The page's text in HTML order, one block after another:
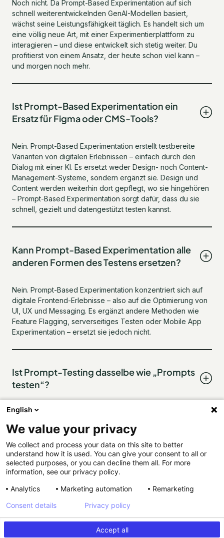
Noch nicht. Da Prompt-Based Experimentation auf sich
schnell weiterentwickelnden GenAI-Modellen basiert,
wächst seine Leistungsfähigkeit täglich. Es handelt sich um
eine völlig neue Art, mit einer Experimentierplattform zu
interagieren – und diese entwickelt sich stetig weiter. Du
profitierst von einem Ansatz, der heute schon viel kann –
und morgen noch mehr.
Ist Prompt-Based Experimentation ein
Ersatz für Figma oder CMS-Tools?
Nein. Prompt-Based Experimentation erstellt testbereite
Varianten von digitalen Erlebnissen – einfach durch den
Dialog mit einer KI. Es ersetzt weder Design- noch Content-
Management-Systeme, sondern ergänzt sie. Design und
Content werden weiterhin dort gepflegt, wo sie hingehören
– Prompt-Based Experimentation sorgt dafür, dass du sie
schnell, gezielt und datengestützt testen kannst.
Kann Prompt-Based Experimentation alle
anderen Formen des Testens ersetzen?
Nein. Prompt-Based Experimentation konzentriert sich auf
digitale Frontend-Erlebnisse – also auf die Optimierung von
UI, UX und Messaging. Es ergänzt andere Methoden wie
Feature Flagging, serverseitiges Testen oder Mobile App
Experimentation – ersetzt sie jedoch nicht.
Ist Prompt-Testing dasselbe wie „Prompts
testen“?
Nein. Prompt-basiertes Testen verwandelt einen Prompt in
ein testbares digitales Erlebnis. „Prompts testen“ bedeutet
hingegen, die Prompts selbst zu optimieren – meist im
Rahmen von Backend- oder serverseitigen Experimenten.
Beim Prompt-Testing geht es also nicht darum, den Prompt
zu verbessern, sondern darum, mit einem Prompt ein
konkretes Frontend-Experiment zu starten.
English
We value your privacy
We collect and process your data on this site to better
understand how it is used. You can give your consent to all or
selected purposes, or you can decline them all. For more
information, see our privacy policy.
Analytics
Marketing automation Remarketing
Accept all
Consent details Privacy policy